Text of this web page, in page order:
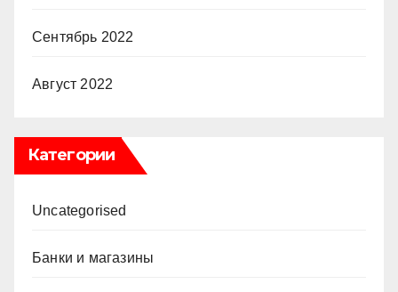
Сентябрь 2022
Август 2022
Категории
Uncategorised
Банки и магазины